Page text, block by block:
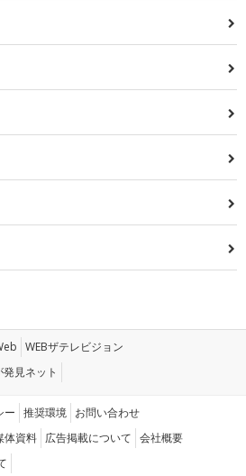
WEBザテレビジョン
見ネット
ー 推奨環境 お問い合わせ
体資料 広告掲載について 会社概要